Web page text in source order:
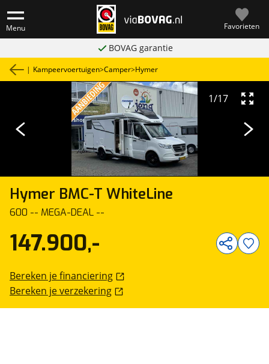
Menu Favorieten
BOVAG garantie
| Kampeervoertuigen>Camper>Hymer
Hymer BMC-T WhiteLine
600 -- MEGA-DEAL --
1/17
147.900,-
Bereken je financiering
Bereken je verzekering